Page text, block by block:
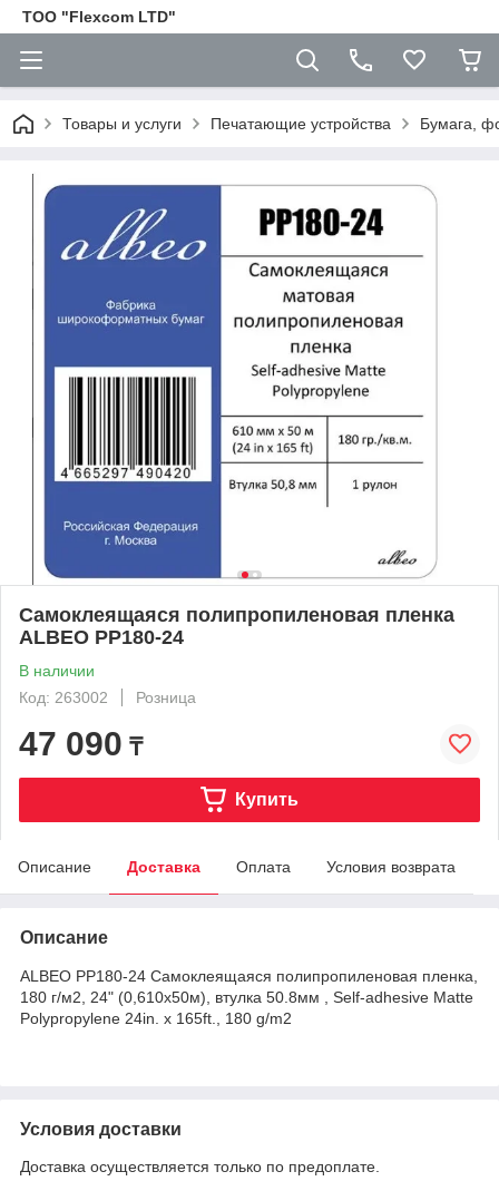
ТОО "Flexcom LTD"
Товары и услуги Печатающие устройства Бумага,
Самоклеящаяся полипропиленовая пленка
ALBEO PP180-24
В наличии
Код: 263002
Розница
47 090 ₸
Купить
Описание Доставка Оплата Условия возврата
Описание
ALBEO PP180-24 Самоклеящаяся полипропиленовая пленка,
180 г/м2, 24" (0,610х50м), втулка 50.8мм , Self-adhesive Matte
Polypropylene 24in. x 165ft., 180 g/m2
Условия доставки
Доставка осуществляется только по предоплате.